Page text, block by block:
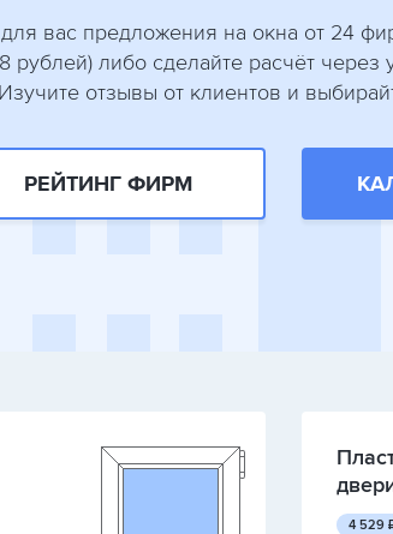
вас предложения на окна от 24
рублей) либо сделайте расчёт
Изучите отзывы от клиентов и
РЕЙТИНГ ФИРМ
4 529